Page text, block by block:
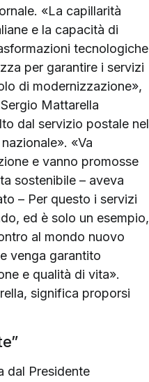
«La capillarità
e la capacità di
tecnologiche
per garantire i servizi
di modernizzazione»,
Mattarella
dal servizio postale nel
«Va
e vanno promosse
sostenibile – aveva
– Per questo i servizi
ed è solo un esempio,
al mondo nuovo
venga garantito
e qualità di vita».
significa proporsi
dal Presidente